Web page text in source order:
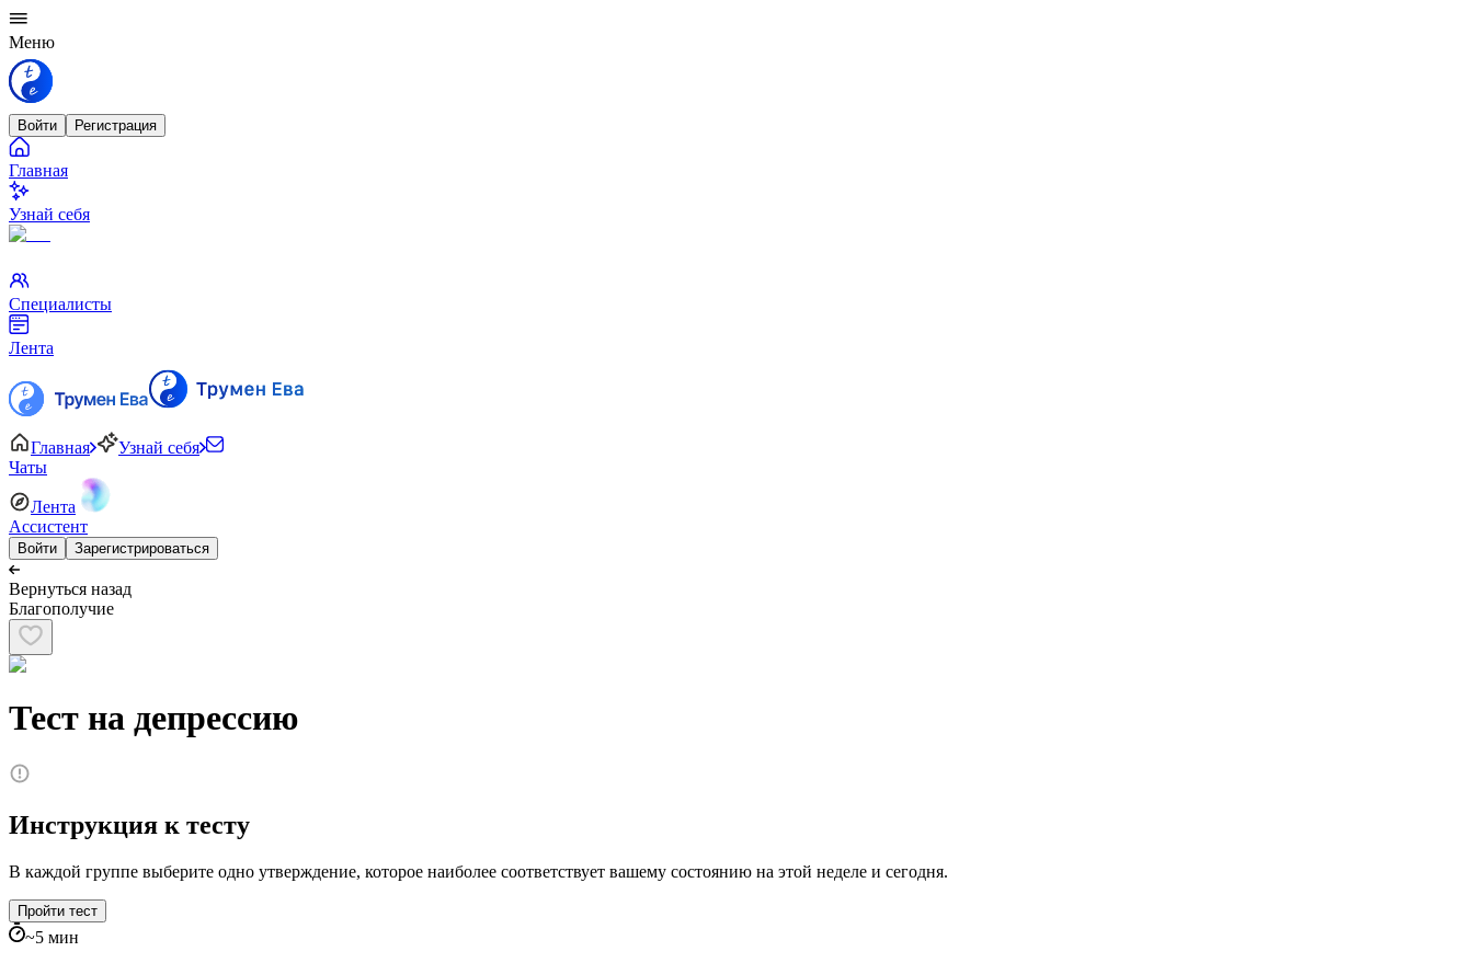
Меню
Войти Регистрация
Главная
Узнай себя
Специалисты
Лента
Главная
Узнай себя
Чаты
Лента
Ассистент
Войти Зарегистрироваться
Вернуться назад
Благополучие
Тест на депрессию
Инструкция к тесту
В каждой группе выберите одно утверждение, которое наиболее соответствует вашему состоянию на этой неделе и сегодня.
Пройти тест
~5 мин